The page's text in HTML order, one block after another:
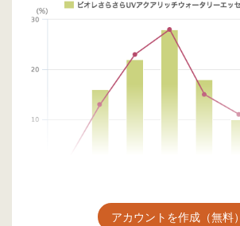
アカウントを作成（無料）